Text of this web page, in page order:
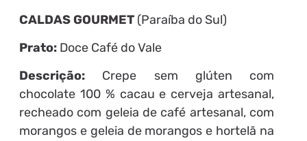
CALDAS GOURMET (Paraíba do Sul)
Prato: Doce Café do Vale
Descrição: Crepe sem glúten com
chocolate 100 % cacau e cerveja artesanal,
recheado com geleia de café artesanal, com
morangos e geleia de morangos e hortelã na